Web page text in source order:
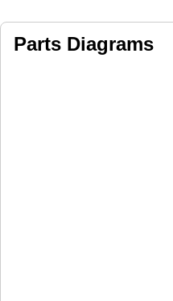
Parts Diagrams